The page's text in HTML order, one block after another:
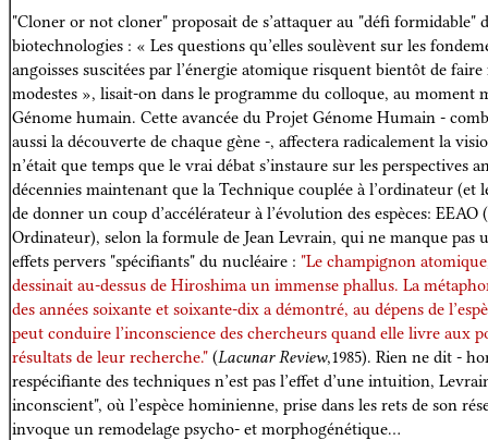
"Cloner or not cloner" proposait de s’attaquer au "défi formidable"
biotechnologies : « Les questions qu’elles soulèvent sur les
angoisses suscitées par l’énergie atomique risquent bientôt de
modestes », lisait-on dans le programme du colloque, au moment
Génome humain. Cette avancée du Projet Génome Humain -
aussi la découverte de chaque gène -, affectera radicalement la
n’était que temps que le vrai débat s’instaure sur les perspectives
décennies maintenant que la Technique couplée à l’ordinateur (et
de donner un coup d’accélérateur à l’évolution des espèces: EEAO
Ordinateur), selon la formule de Jean Levrain, qui ne manque pas
effets pervers "spécifiants" du nucléaire : "Le champignon
dessinait au-dessus de Hiroshima un immense phallus. La
des années soixante et soixante-dix a démontré, au dépens de
peut conduire l’inconscience des chercheurs quand elle livre aux
résultats de leur recherche." (Lacunar Review,1985). Rien ne dit -
respécifiante des techniques n’est pas l’effet d’une intuition,
inconscient", où l’espèce hominienne, prise dans les rets de son
invoque un remodelage psycho- et morphogénétique…